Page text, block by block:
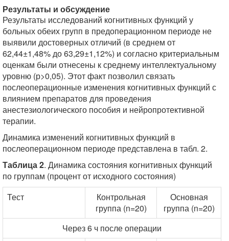
Результаты и обсуждение
Результаты исследований когнитивных функций у
больных обеих групп в предоперационном периоде не
выявили достоверных отличий (в среднем от
62,44±1,48% до 63,29±1,12%) и согласно критериальным
оценкам были отнесены к среднему интеллектуальному
уровню (р>0,05). Этот факт позволил связать
послеоперационные изменения когнитивных функций с
влиянием препаратов для проведения
анестезиологического пособия и нейропротективной
терапии.
Динамика изменений когнитивных функций в
послеоперационном периоде представлена в табл. 2.
Таблица 2. Динамика состояния когнитивных функций
по группам (процент от исходного состояния)
Тест
Контрольная
группа (n=20)
Основная
группа (n=20)
Через 6 ч после операции